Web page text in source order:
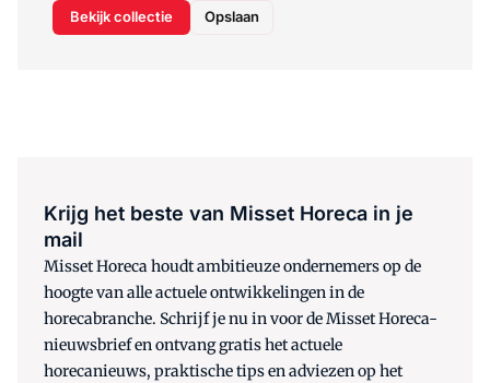
Bekijk collectie Opslaan
Krijg het beste van Misset Horeca in je
mail
Misset Horeca houdt ambitieuze ondernemers op de
hoogte van alle actuele ontwikkelingen in de
horecabranche. Schrijf je nu in voor de Misset Horeca-
nieuwsbrief en ontvang gratis het actuele
horecanieuws, praktische tips en adviezen op het